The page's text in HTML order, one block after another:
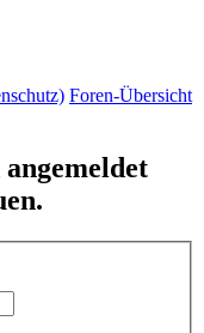
Foren-Übersicht